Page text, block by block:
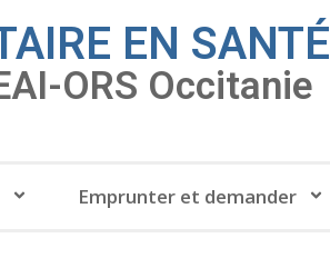
EN SANTÉ
ORS Occitanie
Emprunter et demander